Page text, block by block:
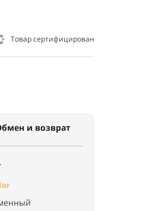
Товар сертифицирован
и возврат